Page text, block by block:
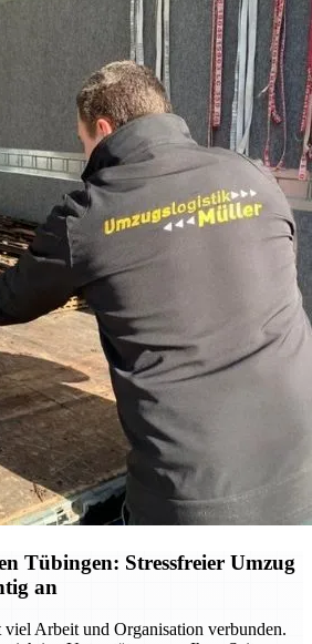
Tübingen: Stressfreier Umzug
an
Arbeit und Organisation verbunden.